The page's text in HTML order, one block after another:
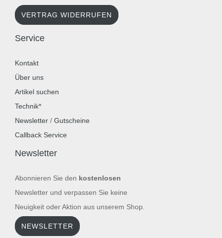
VERTRAG WIDERRUFEN
Service
Kontakt
Über uns
Artikel suchen
Technik*
Newsletter / Gutscheine
Callback Service
Newsletter
Abonnieren Sie den kostenlosen
Newsletter und verpassen Sie keine
Neuigkeit oder Aktion aus unserem Shop.
NEWSLETTER